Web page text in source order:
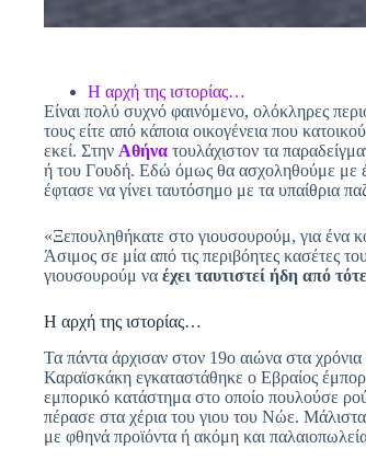
Η αρχή της ιστορίας…
Είναι πολύ συχνό φαινόμενο, ολόκληρες
τους είτε από κάποια οικογένεια που
εκεί. Στην Αθήνα τουλάχιστον τα
ή του Γουδή. Εδώ όμως θα ασχοληθούμε με
έφτασε να γίνει ταυτόσημο με τα υπαίθρια
«Ξεπουληθήκατε στο γιουσουρούμ, για ένα
Άσιμος σε μία από τις περιβόητες κασέτες
γιουσουρούμ να έχει ταυτιστεί ήδη από
Η αρχή της ιστορίας…
Τα πάντα άρχισαν στον 19ο αιώνα στα
Καραϊσκάκη εγκαταστάθηκε ο Εβραίος
εμπορικό κατάστημα στο οποίο πουλούσε
πέρασε στα χέρια του γιου του Νώε.
με φθηνά προϊόντα ή ακόμη και